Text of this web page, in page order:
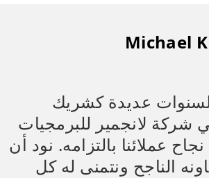
Michael
عديدة كشريك
شركة لانجمير للبرمجيات
عملائنا بالتزامه. نود أن
الناجح ونتمنى له كل